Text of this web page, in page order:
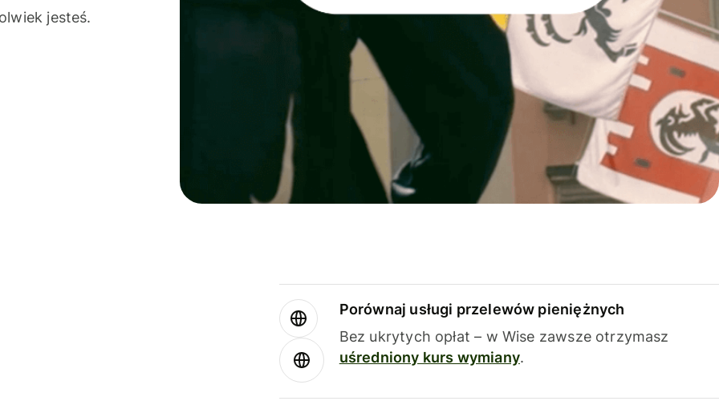
jesteś.
Porównaj usługi przelewów pieniężnych
Bez ukrytych opłat – w Wise zawsze otrzymasz
uśredniony kurs wymiany.